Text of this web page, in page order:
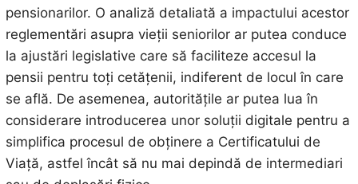
pensionarilor. O analiză detaliată a impactului acestor
reglementări asupra vieții seniorilor ar putea conduce
la ajustări legislative care să faciliteze accesul la
pensii pentru toți cetățenii, indiferent de locul în care
se află. De asemenea, autoritățile ar putea lua în
considerare introducerea unor soluții digitale pentru a
simplifica procesul de obținere a Certificatului de
Viață, astfel încât să nu mai depindă de intermediari